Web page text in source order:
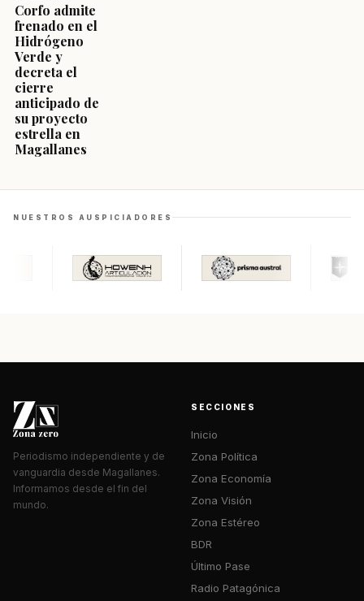
Corfo admite
frenado en el
Hidrógeno
Verde y
decreta el
cierre
anticipado de
su proyecto
estrella en
Magallanes
NUESTROS AUSPICIADORES
Periodismo independiente y de
vanguardia desde Magallanes.
Informamos desde el fin del
mundo.
SECCIONES
Inicio
Zona Política
Zona Economía
Zona Visión
Zona Estéreo
BDR
Último Pase
Radio Patagónica